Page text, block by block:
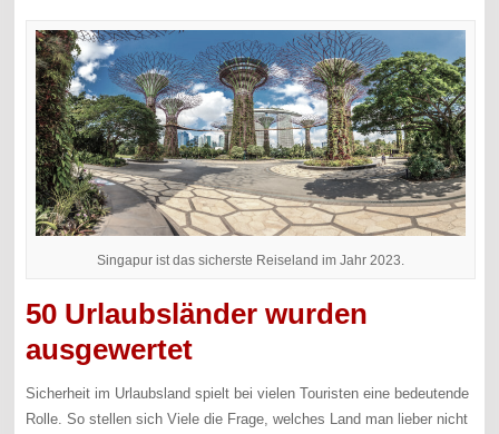
Singapur ist das sicherste Reiseland im Jahr 2023.
50 Urlaubsländer wurden
ausgewertet
Sicherheit im Urlaubsland spielt bei vielen Touristen eine bedeutende
Rolle. So stellen sich Viele die Frage, welches Land man lieber nicht